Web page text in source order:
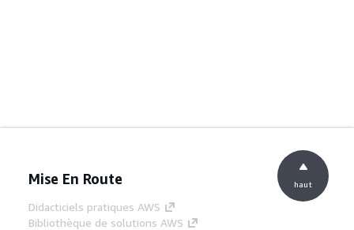
Mise En Route
Didacticiels pratiques AWS
Bibliothèque de solutions AWS
haut